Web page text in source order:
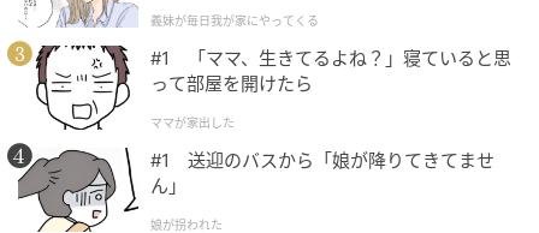
「そ、そんな……」と絶句する元妻をよそに、私は静か
に電話を切りました。その後、元妻がどうしているの
かはわかりません。今は新しいパートナーと共に、充
実した日々を送っています。
◇ ◇ ◇
が】
義妹が毎日我が家にやってくる
#1 「ママ、生きてるよね？」寝ていると思
って部屋を開けたら
ママが家出した
#1 送迎のバスから「娘が降りてきてませ
ん」
娘が拐われた